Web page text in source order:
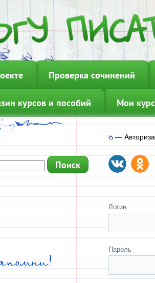
Проверка сочинений
курсов и пособий Мои
—
Логин
Пароль